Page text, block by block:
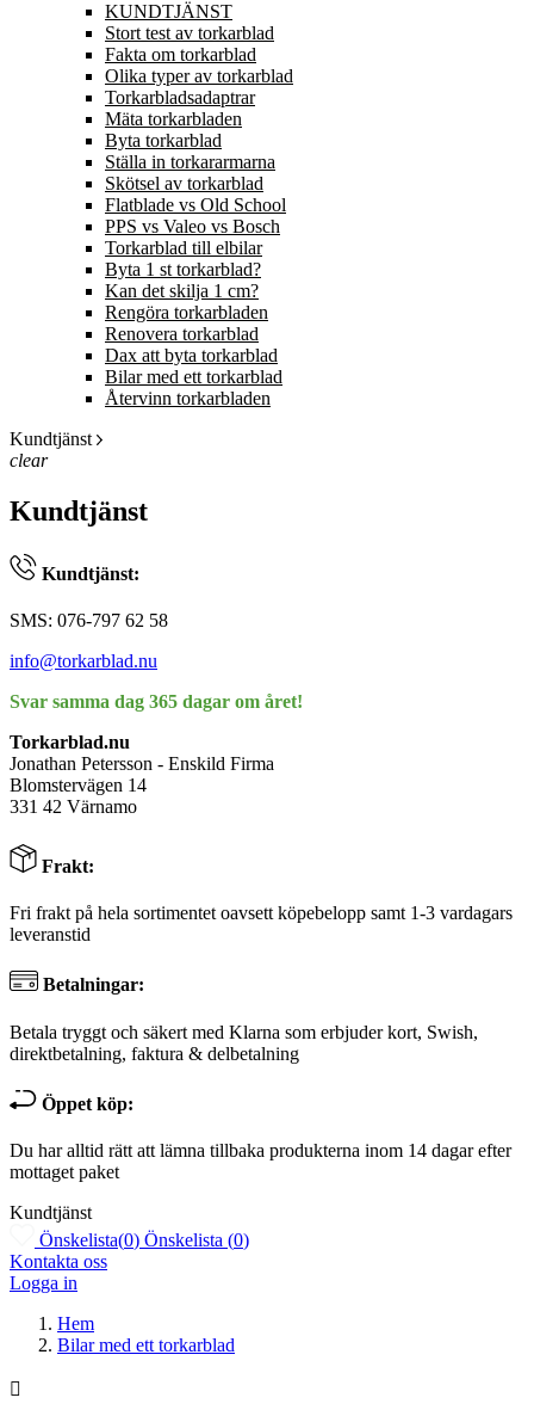
KUNDTJÄNST
Stort test av torkarblad
Fakta om torkarblad
Olika typer av torkarblad
Torkarbladsadaptrar
Mäta torkarbladen
Byta torkarblad
Ställa in torkararmarna
Skötsel av torkarblad
Flatblade vs Old School
PPS vs Valeo vs Bosch
Torkarblad till elbilar
Byta 1 st torkarblad?
Kan det skilja 1 cm?
Rengöra torkarbladen
Renovera torkarblad
Dax att byta torkarblad
Bilar med ett torkarblad
Återvinn torkarbladen
Kundtjänst
clear
Kundtjänst
Kundtjänst:
SMS: 076-797 62 58
info@torkarblad.nu
Svar samma dag 365 dagar om året!
Torkarblad.nu
Jonathan Petersson - Enskild Firma
Blomstervägen 14
331 42 Värnamo
Frakt:
Fri frakt på hela sortimentet oavsett köpebelopp samt 1-3 vardagars
leveranstid
Betalningar:
Betala tryggt och säkert med Klarna som erbjuder kort, Swish,
direktbetalning, faktura & delbetalning
Öppet köp:
Du har alltid rätt att lämna tillbaka produkterna inom 14 dagar efter
mottaget paket
Kundtjänst
Önskelista(0) Önskelista (0)
Kontakta oss
Logga in
Hem
Bilar med ett torkarblad
